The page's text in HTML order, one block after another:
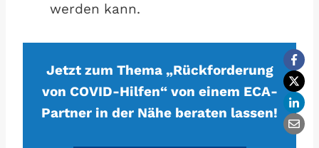
werden kann.
Jetzt zum Thema „Rückforderung
von COVID-Hilfen“ von einem ECA-
Partner in der Nähe beraten lassen!